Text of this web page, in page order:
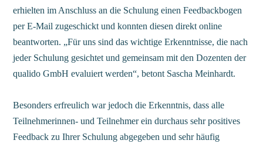
erhielten im Anschluss an die Schulung einen Feedbackbogen
per E-Mail zugeschickt und konnten diesen direkt online
beantworten. „Für uns sind das wichtige Erkenntnisse, die nach
jeder Schulung gesichtet und gemeinsam mit den Dozenten der
qualido GmbH evaluiert werden“, betont Sascha Meinhardt.
Besonders erfreulich war jedoch die Erkenntnis, dass alle
Teilnehmerinnen- und Teilnehmer ein durchaus sehr positives
Feedback zu Ihrer Schulung abgegeben und sehr häufig